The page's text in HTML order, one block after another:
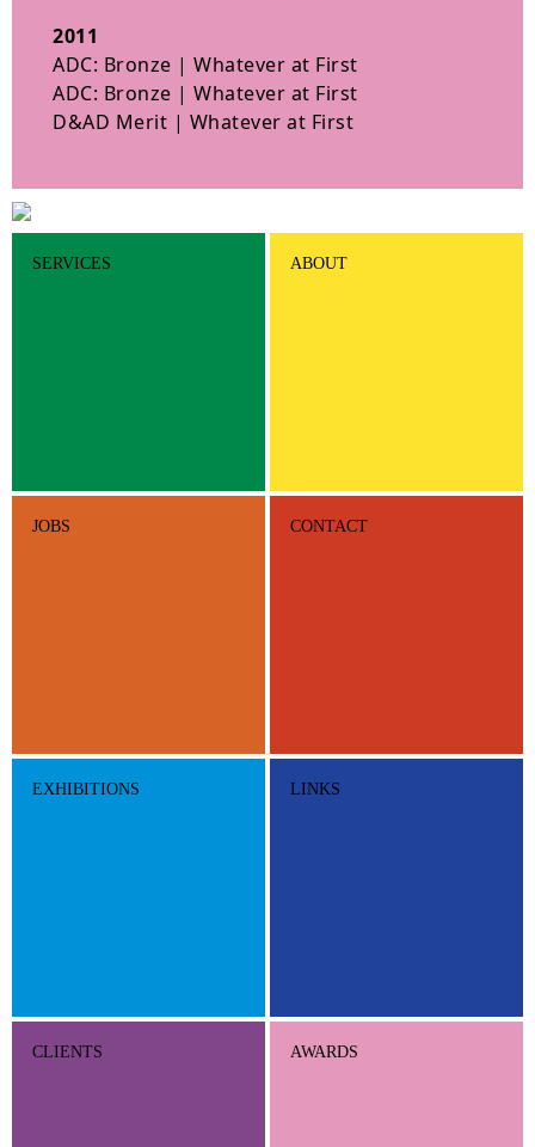
2011
ADC: Bronze | Whatever at First
ADC: Bronze | Whatever at First
D&AD Merit | Whatever at First
SERVICES ABOUT
JOBS CONTACT
EXHIBITIONS LINKS
CLIENTS AWARDS